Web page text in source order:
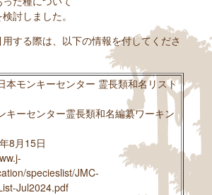
しました。
する際は、以下の情報を付してくださ
本モンキーセンター 霊長類和名リスト
キーセンター霊長類和名編纂ワーキン
8月15日
specieslist/JMC-
Jul2024.pdf